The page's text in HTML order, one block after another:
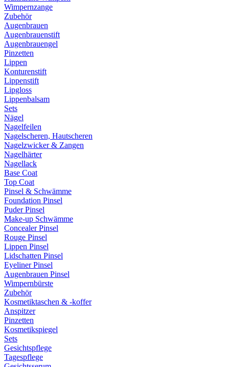
Wimpernzange
Zubehör
Augenbrauen
Augenbrauenstift
Augenbrauengel
Pinzetten
Lippen
Konturenstift
Lippenstift
Lipgloss
Lippenbalsam
Sets
Nägel
Nagelfeilen
Nagelscheren, Hautscheren
Nagelzwicker & Zangen
Nagelhärter
Nagellack
Base Coat
Top Coat
Pinsel & Schwämme
Foundation Pinsel
Puder Pinsel
Make-up Schwämme
Concealer Pinsel
Rouge Pinsel
Lippen Pinsel
Lidschatten Pinsel
Eyeliner Pinsel
Augenbrauen Pinsel
Wimpernbürste
Zubehör
Kosmetiktaschen & -koffer
Anspitzer
Pinzetten
Kosmetikspiegel
Sets
Gesichtspflege
Tagespflege